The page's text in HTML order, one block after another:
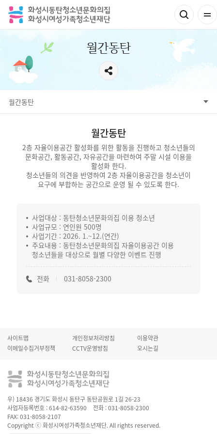
월간동탄
월간동탄
월간동탄
2층 자율이용공간 활성화를 위한 활동을 진행하고 청소년들의
문화공간, 활동공간, 자유공간을 마련하여 주말 시설 이용을
활성화 한다.
청소년들의 의견을 반영하여 2층 자율이용공간을 청소년이
요구에 부합하는 공간으로 운영 될 수 있도록 한다.
사업대상 : 동탄청소년문화의집 이용 청소년
사업규모 : 연인원 500명
사업기간 : 2026. 1.~12.(연간)
주요내용 : 동탄청소년문화의집 자율이용공간 이용
청소년들을 대상으로 월별 다양한 이벤트 진행
전화 031-8058-2300
사이트맵 개인정보처리방침
이용약관
이메일수집거부정책
CCTV운영방침 오시는길
우) 18436 경기도 화성시 동탄구 동탄공원로 1길 26-23
사업자등록번호 : 614-82-63590
전화 : 031-8058-2300
FAX: 031-8058-2107
Copyright ⓒ 화성시여성가족청소년재단. All rights reserved.